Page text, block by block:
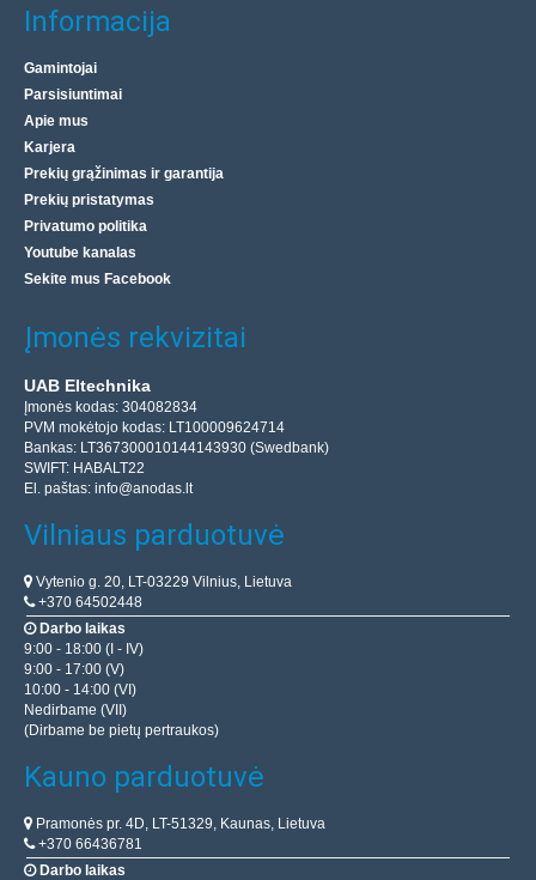
Informacija
Gamintojai
Parsisiuntimai
Apie mus
Karjera
Prekių grąžinimas ir garantija
Prekių pristatymas
Privatumo politika
Youtube kanalas
Sekite mus Facebook
Įmonės rekvizitai
UAB Eltechnika
Įmonės kodas: 304082834
PVM mokėtojo kodas: LT100009624714
Bankas: LT367300010144143930 (Swedbank)
SWIFT: HABALT22
El. paštas: info@anodas.lt
Vilniaus parduotuvė
Vytenio g. 20, LT-03229 Vilnius, Lietuva
+370 64502448
Darbo laikas
9:00 - 18:00 (I - IV)
9:00 - 17:00 (V)
10:00 - 14:00 (VI)
Nedirbame (VII)
(Dirbame be pietų pertraukos)
Kauno parduotuvė
Pramonės pr. 4D, LT-51329, Kaunas, Lietuva
+370 66436781
Darbo laikas